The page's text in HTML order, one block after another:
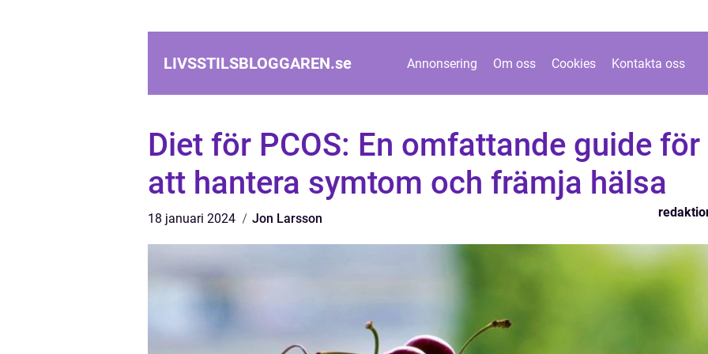
LIVSSTILSBLOGGAREN.se Annonsering Om oss Cookies Kontakta oss
Diet för PCOS: En omfattande guide för
att hantera symtom och främja hälsa
18 januari 2024 Jon Larsson